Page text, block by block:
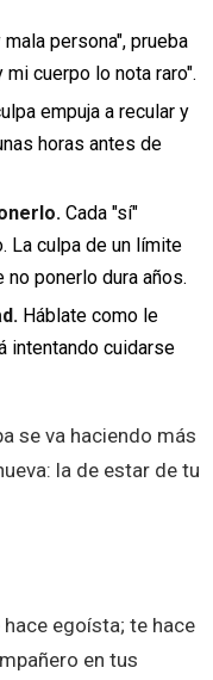
persona", prueba
cuerpo lo nota raro".
empuja a recular y
horas antes de
Cada "sí"
La culpa de un límite
ponerlo dura años.
Háblate como le
intentando cuidarse
se va haciendo más
la de estar de tu
egoísta; te hace
en tus